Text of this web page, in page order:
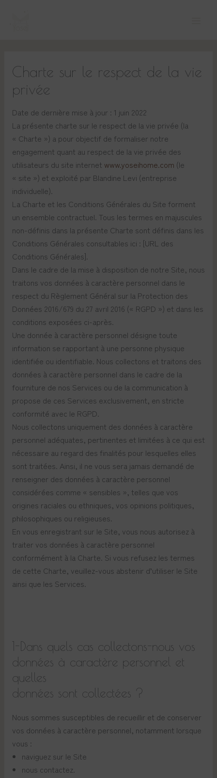
Charte sur le respect de la vie
privée
Date de dernière mise à jour : 1 juin 2022
La présente charte sur le respect de la vie privée (la
« Charte ») a pour objectif de formaliser notre
engagement quant au respect de la vie privée des
utilisateurs du site internet www.yoseihome.com (le
« site ») et exploité par Blandine Levi (entreprise
individuelle).
La Charte et les Conditions Générales du Site forment
un ensemble contractuel. Tous les termes en majuscules
non-définis dans la présente Charte sont définis dans les
Conditions Générales consultables ici : [URL des
Conditions Générales].
Dans le cadre de la mise à disposition de notre Site, nous
traitons vos données à caractère personnel dans le
respect du Règlement Général sur la Protection des
Données 2016/679 du 27 avril 2016 (« RGPD ») et dans les
conditions exposées ci-après.
Une donnée à caractère personnel désigne toute
information se rapportant à une personne physique
identifiée ou identifiable. Nous collectons et traitons des
données à caractère personnel dans le cadre de la
fourniture de nos Services ou de la communication à
propose de ces Services exclusivement, en stricte
conformité avec le RGPD.
Nous collectons uniquement des données à caractère
personnel adéquates, pertinentes et limitées à ce qui est
nécessaire au regard des finalités pour lesquelles elles
sont traitées. Ainsi, il ne vous sera jamais demandé de
renseigner des données à caractère personnel
considérées comme « sensibles », telles que vos
origines raciales ou ethniques, vos opinions politiques,
philosophiques ou religieuses.
En vous enregistrant sur le Site, vous nous autorisez à
traiter vos données à caractère personnel
conformément à la Charte. Si vous refusez les termes
de cette Charte, veuillez-vous abstenir d’utiliser le Site
ainsi que les Services.
1-Dans quels cas collectons-nous vos
données à caractère personnel et
quelles
données sont collectées ?
Nous sommes susceptibles de recueillir et de conserver
vos données à caractère personnel, notamment lorsque
vous :
naviguez sur le Site
nous contactez.